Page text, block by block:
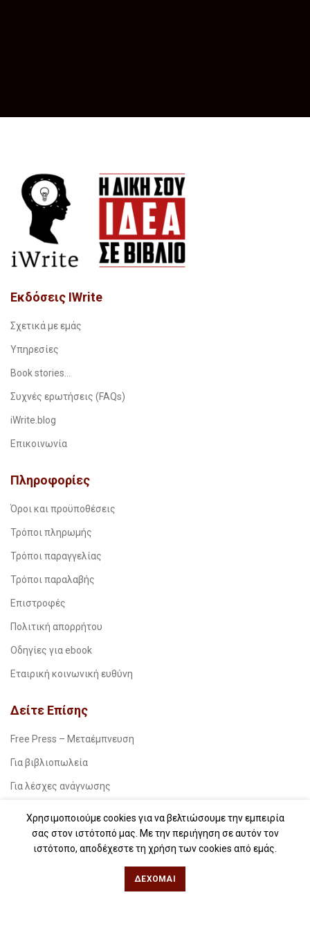
Εκδόσεις IWrite
Σχετικά με εμάς
Υπηρεσίες
Book stories…
Συχνές ερωτήσεις (FAQs)
iWrite.blog
Επικοινωνία
Πληροφορίες
Όροι και προϋποθέσεις
Τρόποι πληρωμής
Τρόποι παραγγελίας
Τρόποι παραλαβής
Επιστροφές
Πολιτική απορρήτου
Οδηγίες για ebook
Εταιρική κοινωνική ευθύνη
Δείτε Επίσης
Free Press – Μεταέμπνευση
Για βιβλιοπωλεία
Για λέσχες ανάγνωσης
Για σχολεία
Για βιβλιοφιλικές ομάδες
Χρησιμοποιούμε cookies για να βελτιώσουμε την εμπειρία
σας στον ιστότοπό μας. Με την περιήγηση σε αυτόν τον
ιστότοπο, αποδέχεστε τη χρήση των cookies από εμάς.
ΔΈΧΟΜΑΙ